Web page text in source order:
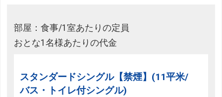
部屋：食事/1室あたりの定員
おとな1名様あたりの代金
スタンダードシングル【禁煙】(11平米/
バス・トイレ付シングル)